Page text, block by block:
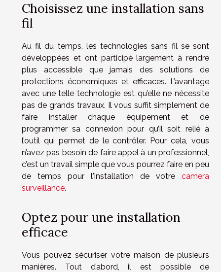
Choisissez une installation sans
fil
Au fil du temps, les technologies sans fil se sont
développées et ont participé largement à rendre
plus accessible que jamais des solutions de
protections économiques et efficaces. L’avantage
avec une telle technologie est qu’elle ne nécessite
pas de grands travaux. Il vous suffit simplement de
faire installer chaque équipement et de
programmer sa connexion pour qu’il soit relié à
l’outil qui permet de le contrôler. Pour cela, vous
n’avez pas besoin de faire appel à un professionnel,
c’est un travail simple que vous pourrez faire en peu
de temps pour l'installation de votre camera
surveillance.
Optez pour une installation
efficace
Vous pouvez sécuriser votre maison de plusieurs
manières. Tout d’abord, il est possible de